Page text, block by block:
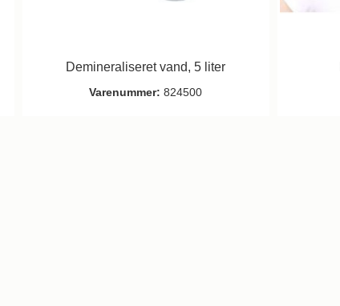
Demineraliseret vand, 5 liter
Varenummer: 824500